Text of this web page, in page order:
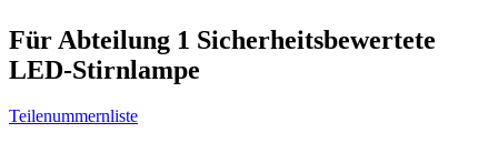
Für Abteilung 1 Sicherheitsbewertete
LED-Stirnlampe
Teilenummernliste